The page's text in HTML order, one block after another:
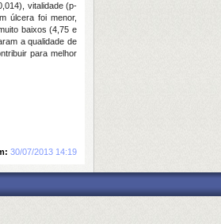
vitalidade (p-
úlcera foi menor,
baixos (4,75 e
a qualidade de
para melhor
30/07/2013 14:19